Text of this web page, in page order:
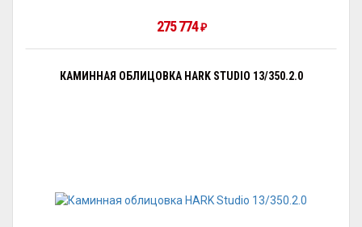
275 774 ₽
КАМИННАЯ ОБЛИЦОВКА HARK STUDIO 13/350.2.0